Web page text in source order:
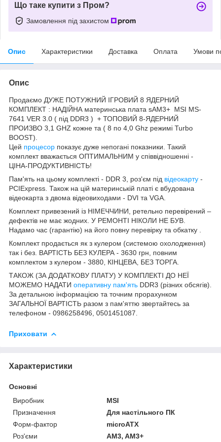
Що таке купити з Пром?
Замовлення під захистом
Опис Характеристики Доставка Оплата Умови
Опис
Продаємо ДУЖЕ ПОТУЖНИЙ ІГРОВИЙ 8 ЯДЕРНИЙ
КОМПЛЕКТ : НАДІЙНА материнська плата sAM3+ MSI MS-
7641 VER 3.0 ( під DDR3 ) + ТОПОВИЙ 8-ЯДЕРНИЙ
ПРОИЗВО 3,1 GHZ кожне та ( 8 по 4,0 Ghz режимі Turbo
BOOST).
Цей процесор показує дуже непогані показники. Такий
комплект вважається ОПТИМАЛЬНИМ у співвідношенні -
ЦІНА-ПРОДУКТИВНІСТЬ!
Пам'ять на цьому комплекті - DDR 3, роз'єм під відеокарту -
PCIExpress. Також на цій материнській платі є вбудована
відеокарта з двома відеовиходами - DVI та VGA.
Комплект привезений із НІМЕЧЧИНИ, ретельно перевірений –
дефектів не має жодних. У РЕМОНТІ НІКОЛИ НЕ БУВ.
Надамо час (гарантію) на його повну перевірку та обкатку .
Комплект продається як з кулером (системою охолодження)
так і без. ВАРТІСТЬ БЕЗ КУЛЕРА - 3630 грн, повним
комплектом з кулером - 3880, КІНЦЕВА, БЕЗ ТОРГА.
ТАКОЖ (ЗА ДОДАТКОВУ ПЛАТУ) У КОМПЛЕКТІ ДО НЕЇ
МОЖЕМО НАДАТИ оперативну пам'ять DDR3 (різних обсягів).
За детальною інформацією та точним прорахунком
ЗАГАЛЬНОЇ ВАРТІСТЬ разом з пам'яттю звертайтесь за
телефоном - 0986258496, 0501451087.
Приховати
Характеристики
Основні
Виробник
MSI
Призначення
Для настільного ПК
Форм-фактор
microATX
Роз'єми
AM3, AM3+